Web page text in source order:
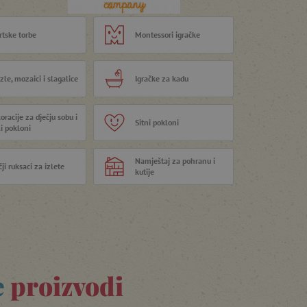
torbe Montessori igračke
mozaici i slagalice Igračke za kadu
za dječju sobu i
pokloni
Sitni pokloni
ruksaci za izlete
Namještaj za pohranu i
kutije
proizvodi